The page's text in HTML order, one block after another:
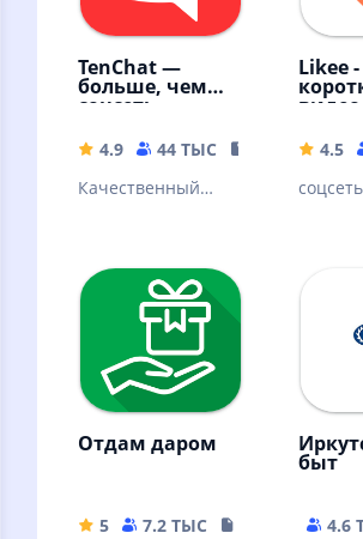
TenChat —
больше, чем
соцсеть
4.9 44 ТЫС
118.39 MB
Качественный
знакомства с
профи
Likee
видео
4.5
Отдам даром
5 7.2 ТЫС
48.26 MB
быт
4.6